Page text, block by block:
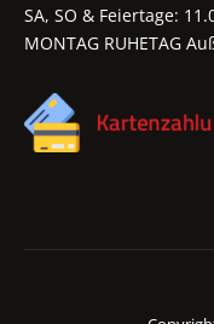
SA, SO & Feiertage:
MONTAG RUHETAG